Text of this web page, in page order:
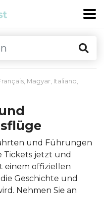
, Magyar, Italiano,
und Führungen
Tickets jetzt und
einem offiziellen
Geschichte und
Nehmen Sie an